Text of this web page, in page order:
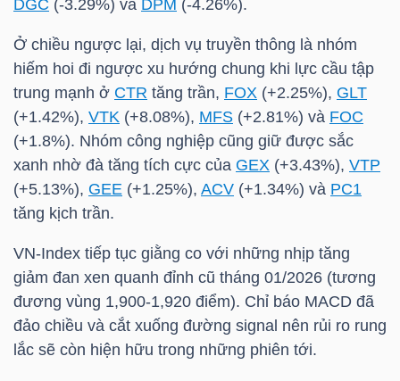
DGC (-3.29%) và DPM (-4.26%).
Ở chiều ngược lại, dịch vụ truyền thông là nhóm
hiếm hoi đi ngược xu hướng chung khi lực cầu tập
trung mạnh ở CTR tăng trần, FOX (+2.25%), GLT
(+1.42%), VTK (+8.08%), MFS (+2.81%) và FOC
(+1.8%). Nhóm công nghiệp cũng giữ được sắc
xanh nhờ đà tăng tích cực của GEX (+3.43%), VTP
(+5.13%), GEE (+1.25%), ACV (+1.34%) và PC1
tăng kịch trần.
VN-Index tiếp tục giằng co với những nhịp tăng
giảm đan xen quanh đỉnh cũ tháng 01/2026 (tương
đương vùng 1,900-1,920 điểm). Chỉ báo MACD đã
đảo chiều và cắt xuống đường signal nên rủi ro rung
lắc sẽ còn hiện hữu trong những phiên tới.
khoán
Tất cả Cổ phiếu Chỉ số Chứng chỉ quỹ Chứng
Lãnh
đạo
(-)
Tất cả Người nội bộ
Tin
tức
(-)